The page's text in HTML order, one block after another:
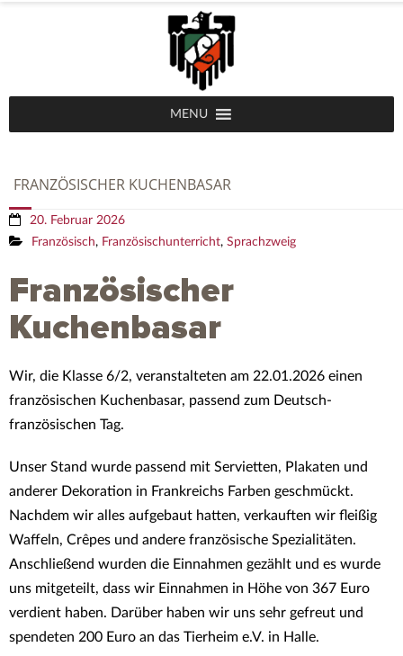
MENU
FRANZÖSISCHER KUCHENBASAR
20. Februar 2026
Französisch, Französischunterricht, Sprachzweig
Französischer
Kuchenbasar
Wir, die Klasse 6/2, veranstalteten am 22.01.2026 einen
französischen Kuchenbasar, passend zum Deutsch-
französischen Tag.
Unser Stand wurde passend mit Servietten, Plakaten und
anderer Dekoration in Frankreichs Farben geschmückt.
Nachdem wir alles aufgebaut hatten, verkauften wir fleißig
Waffeln, Crêpes und andere französische Spezialitäten.
Anschließend wurden die Einnahmen gezählt und es wurde
uns mitgeteilt, dass wir Einnahmen in Höhe von 367 Euro
verdient haben. Darüber haben wir uns sehr gefreut und
spendeten 200 Euro an das Tierheim e.V. in Halle.